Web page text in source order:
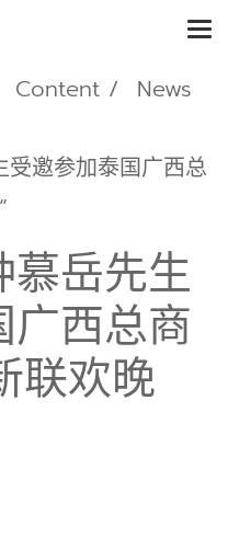
Content
News
邀参加泰国广西总
岳先生
西总商
联欢晚